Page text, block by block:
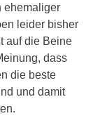
ehemaliger
leider bisher
auf die Beine
dass
die beste
und damit